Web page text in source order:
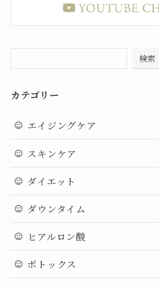
検索
カテゴリー
エイジングケア
スキンケア
ダイエット
ダウンタイム
ヒアルロン酸
ボトックス